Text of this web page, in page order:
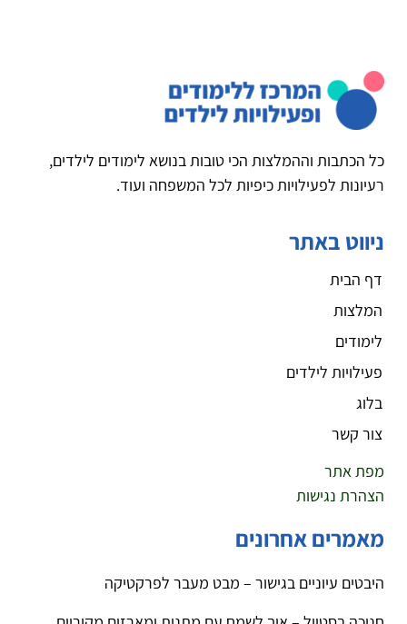
כל הכתבות וההמלצות הכי טובות בנושא לימודים לילדים,
רעיונות לפעילויות כיפיות לכל המשפחה ועוד.
ניווט באתר
דף הבית
המלצות
לימודים
פעילויות לילדים
בלוג
צור קשר
מפת אתר
הצהרת נגישות
מאמרים אחרונים
היבטים עיוניים בגישור – מבט מעבר לפרקטיקה